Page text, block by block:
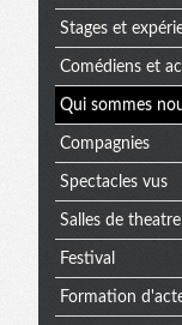
Stages et
Comédiens et
Qui sommes
Compagnies
Spectacles vus
Salles de theatre
Festival
Formation